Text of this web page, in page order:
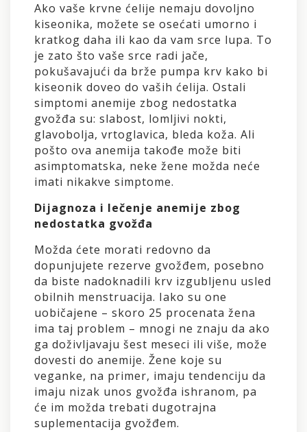
Ako vaše krvne ćelije nemaju dovoljno
kiseonika, možete se osećati umorno i
kratkog daha ili kao da vam srce lupa. To
je zato što vaše srce radi jače,
pokušavajući da brže pumpa krv kako bi
kiseonik doveo do vaših ćelija. Ostali
simptomi anemije zbog nedostatka
gvožđa su: slabost, lomljivi nokti,
glavobolja, vrtoglavica, bleda koža. Ali
pošto ova anemija takođe može biti
asimptomatska, neke žene možda neće
imati nikakve simptome.
Dijagnoza i lečenje anemije zbog
nedostatka gvožđa
Možda ćete morati redovno da
dopunjujete rezerve gvožđem, posebno
da biste nadoknadili krv izgubljenu usled
obilnih menstruacija. Iako su one
uobičajene – skoro 25 procenata žena
ima taj problem – mnogi ne znaju da ako
ga doživljavaju šest meseci ili više, može
dovesti do anemije. Žene koje su
veganke, na primer, imaju tendenciju da
imaju nizak unos gvožđa ishranom, pa
će im možda trebati dugotrajna
suplementacija gvožđem.